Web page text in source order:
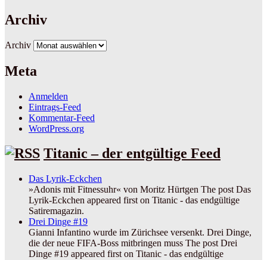
Archiv
Archiv
Meta
Anmelden
Eintrags-Feed
Kommentar-Feed
WordPress.org
Titanic – der entgültige Feed
Das Lyrik-Eckchen
»Adonis mit Fitnessuhr« von Moritz Hürtgen The post Das
Lyrik-Eckchen appeared first on Titanic - das endgültige
Satiremagazin.
Drei Dinge #19
Gianni Infantino wurde im Zürichsee versenkt. Drei Dinge,
die der neue FIFA-Boss mitbringen muss The post Drei
Dinge #19 appeared first on Titanic - das endgültige